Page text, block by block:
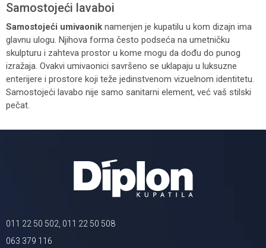
Samostojeći lavaboi
Samostojeći umivaonik namenjen je kupatilu u kom dizajn ima
glavnu ulogu. Njihova forma često podseća na umetničku
skulpturu i zahteva prostor u kome mogu da dođu do punog
izražaja. Ovakvi umivaonici savršeno se uklapaju u luksuzne
enterijere i prostore koji teže jedinstvenom vizuelnom identitetu.
Samostojeći lavabo nije samo sanitarni element, već vaš stilski
pečat.
011 22 50 502, 011 22 50 508
063 379 116